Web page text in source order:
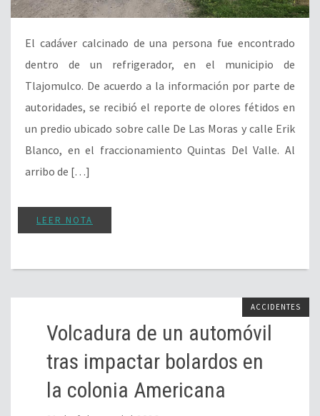
El cadáver calcinado de una persona fue encontrado
dentro de un refrigerador, en el municipio de
Tlajomulco. De acuerdo a la información por parte de
autoridades, se recibió el reporte de olores fétidos en
un predio ubicado sobre calle De Las Moras y calle Erik
Blanco, en el fraccionamiento Quintas Del Valle. Al
arribo de […]
LEER NOTA
ACCIDENTES
Volcadura de un automóvil
tras impactar bolardos en
la colonia Americana